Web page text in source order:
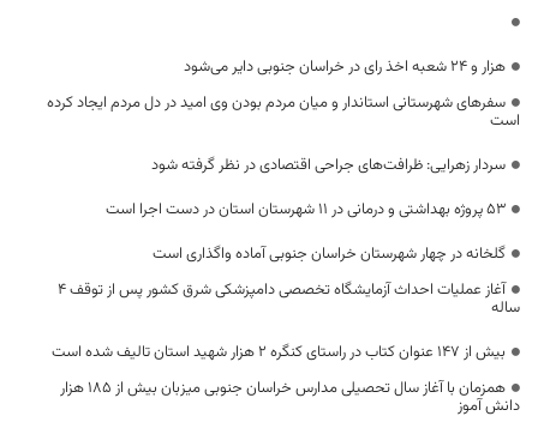
هزار و ۲۴ شعبه اخذ رای در خراسان جنوبی دایر می‌شود
سفرهای شهرستانی استاندار و میان مردم بودن وی امید در دل مردم ایجاد کرده
است
سردار زهرایی: ظرافت‌های جراحی اقتصادی در نظر گرفته شود
۵۳ پروژه بهداشتی و درمانی در ۱۱ شهرستان استان در دست اجرا است
گلخانه‌ در چهار شهرستان خراسان جنوبی آماده واگذاری است
آغاز عملیات احداث آزمایشگاه تخصصی دامپزشکی شرق کشور پس از توقف 4
ساله
بیش از 147 عنوان کتاب در راستای کنگره 2 هزار شهید استان تالیف شده است
همزمان با آغاز سال تحصیلی مدارس خراسان جنوبی میزبان بیش از ۱۸۵ هزار
دانش آموز